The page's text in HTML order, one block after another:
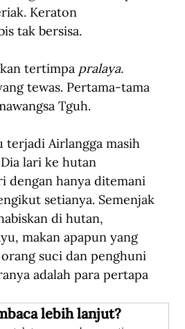
Keraton
tak bersisa.
tertimpa pralaya.
tewas. Pertama-tama
Tguh.
Airlangga masih
lari ke hutan
dengan hanya ditemani
setianya. Semenjak
di hutan,
makan apapun yang
suci dan penghuni
adalah para pertapa
lebih lanjut?